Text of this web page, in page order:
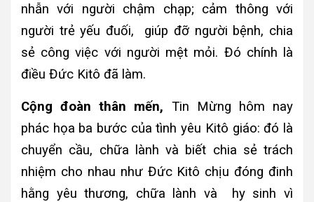
nhẫn với người chậm chạp; cảm thông với
người trẻ yếu đuối, giúp đỡ người bệnh, chia
sẻ công việc với người mệt mỏi. Đó chính là
điều Đức Kitô đã làm.
Cộng đoàn thân mến, Tin Mừng hôm nay
phác họa ba bước của tình yêu Kitô giáo: đó là
chuyển cầu, chữa lành và biết chia sẻ trách
nhiệm cho nhau như Đức Kitô chịu đóng đinh
hằng yêu thương, chữa lành và hy sinh vì